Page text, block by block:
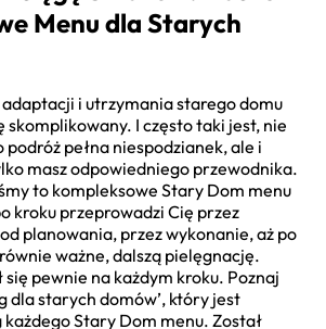
Menu dla Starych
i utrzymania starego domu
skomplikowany. I często taki jest, nie
podróż pełna niespodzianek, ale i
masz odpowiedniego przewodnika.
to kompleksowe Stary Dom menu
kroku przeprowadzi Cię przez
planowania, przez wykonanie, aż po
ważne, dalszą pielęgnację.
się pewnie na każdym kroku. Poznaj
dla starych domów’, który jest
Stary Dom menu. Został